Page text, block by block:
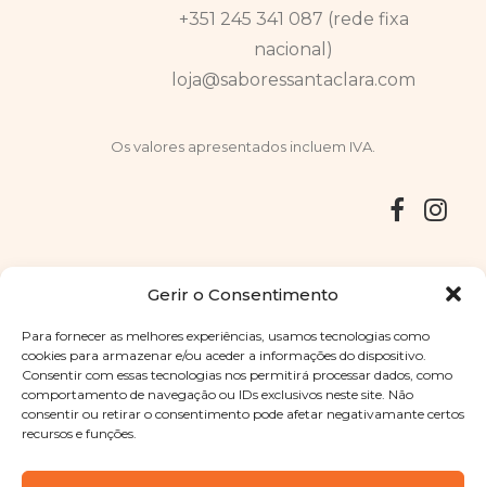
Gerir o Consentimento
Para fornecer as melhores experiências, usamos tecnologias como
cookies para armazenar e/ou aceder a informações do dispositivo.
Consentir com essas tecnologias nos permitirá processar dados, como
comportamento de navegação ou IDs exclusivos neste site. Não
consentir ou retirar o consentimento pode afetar negativamante certos
recursos e funções.
+351 245 341 087 (rede fixa
nacional)
loja@saboressantaclara.com
Os valores apresentados incluem IVA.
Copyright © 2025 Sabores Santa Clara
. Todos os direitos
reservadosPolítica de Privacidade |Termos e condições
Designed byShift Your Branding Agency